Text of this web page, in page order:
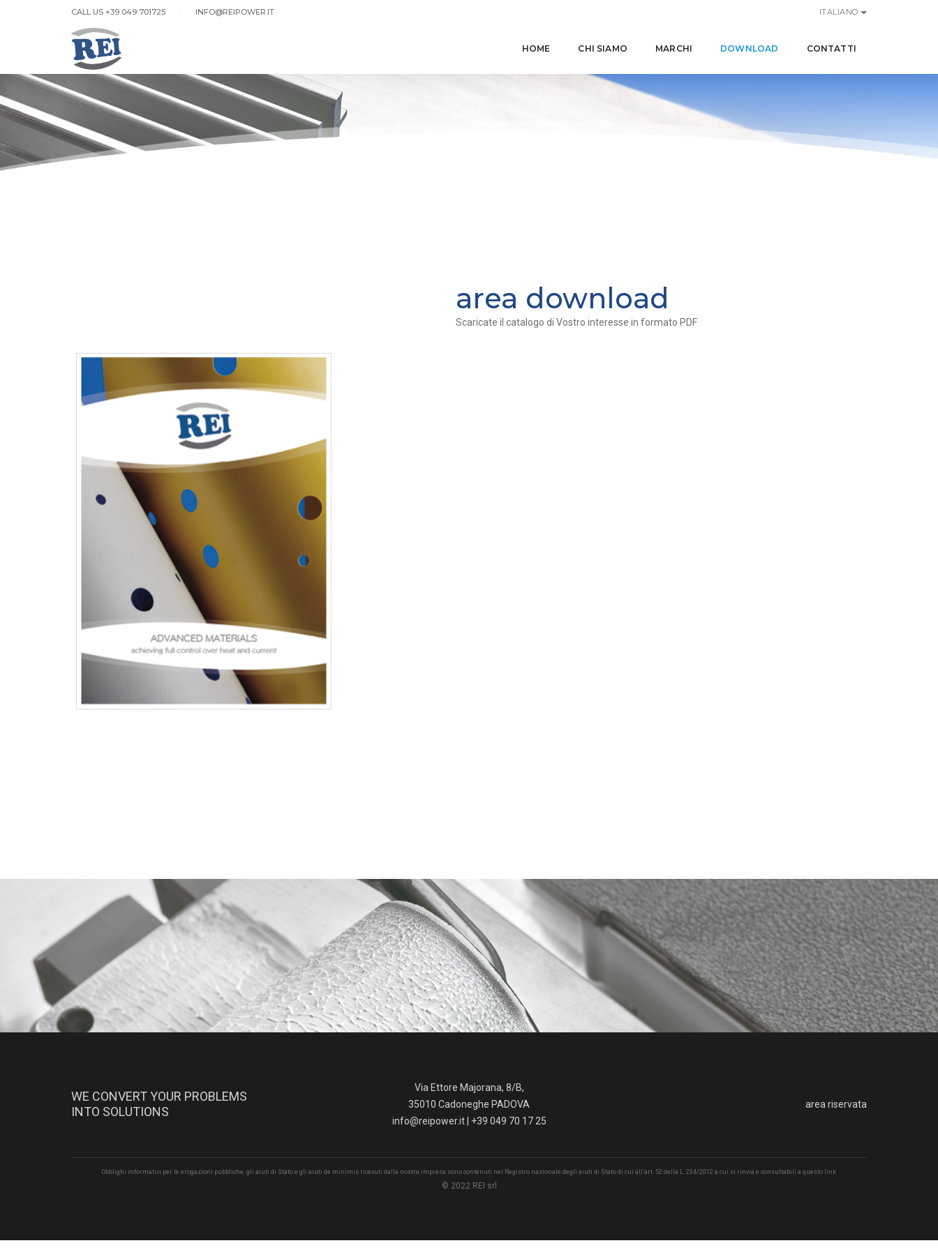
CALL US +39 049 701725 INFO@REIPOWER.IT ITALIANO
HOME CHI SIAMO MARCHI DOWNLOAD CONTATTI
area download
Scaricate il catalogo di Vostro interesse in formato PDF
REI Advanced Materials catalogo
04-22
download
WE CONVERT YOUR PROBLEMS
INTO SOLUTIONS
Via Ettore Majorana, 8/B,
35010 Cadoneghe PADOVA
info@reipower.it| +39 049 70 17 25
area riservata
Obblighi informativi per le erogazioni pubbliche: gli aiuti di Stato e gli aiuti de minimis ricevuti dalla nostra impresa sono contenuti nel Registro nazionale degli aiuti di Stato di cui all’art. 52 della L. 234/2012 a cui si rinvia e consultabili a questo link
© 2022 REI srl